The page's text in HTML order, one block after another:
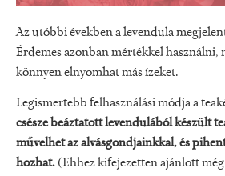
Az utóbbi években a levendula
Érdemes azonban mértékkel használni,
könnyen elnyomhat más ízeket.
Legismertebb felhasználási módja a
csésze beáztatott levendulából készült
művelhet az alvásgondjainkkal, és
hozhat. (Ehhez kifejezetten ajánlott